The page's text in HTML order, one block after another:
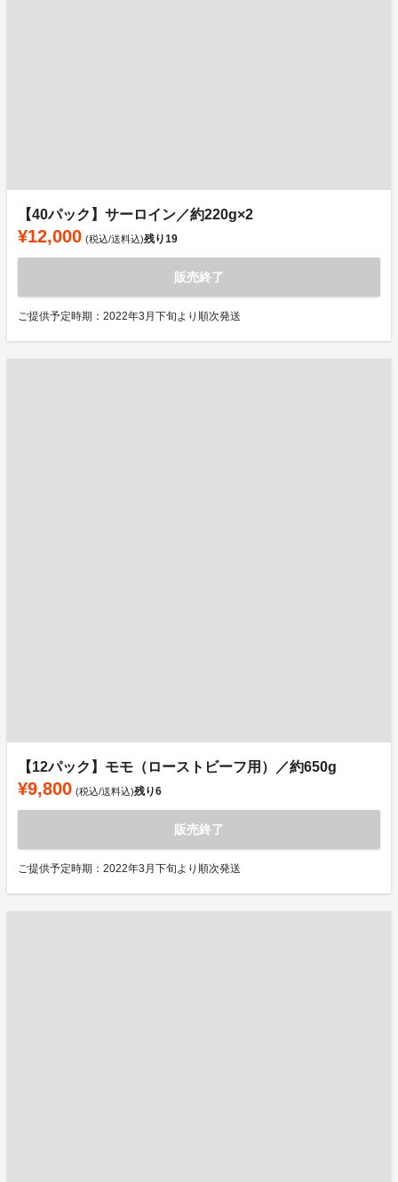
【40パック】サーロイン／約220g×2
¥12,000 (税込/送料込)残り19
販売終了
ご提供予定時期：2022年3月下旬より順次発送
【12パック】モモ（ローストビーフ用）／約650g
¥9,800 (税込/送料込)残り6
販売終了
ご提供予定時期：2022年3月下旬より順次発送